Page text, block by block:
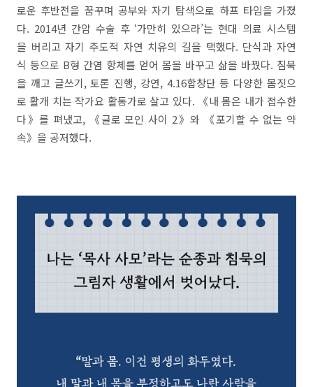
로운 후반전을 꿈꾸며 공부와 자기 탐색으로 하프 타임을 가졌
다. 2014년 간암 수술 후 ‘가만히 있으라’는 현대 의료 시스템
을 버리고 자기 주도적 자연 치유의 길을 택했다. 단식과 자연
식 등으로 B형 간염 항체를 얻어 몸을 바꾸고 삶을 바꿨다. 침묵
을 깨고 글쓰기, 토론 진행, 강연, 4.16합창단 등 다양한 몸짓으
로 활개 치는 작가요 활동가로 살고 있다. 《내 몸은 내가 접수한
다》를 펴냈고, 《글로 모인 사이 2》와 《포기할 수 없는 약
속》을 공저했다.